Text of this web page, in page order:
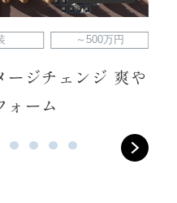
～500万円
ージチェンジ 爽や
ォーム